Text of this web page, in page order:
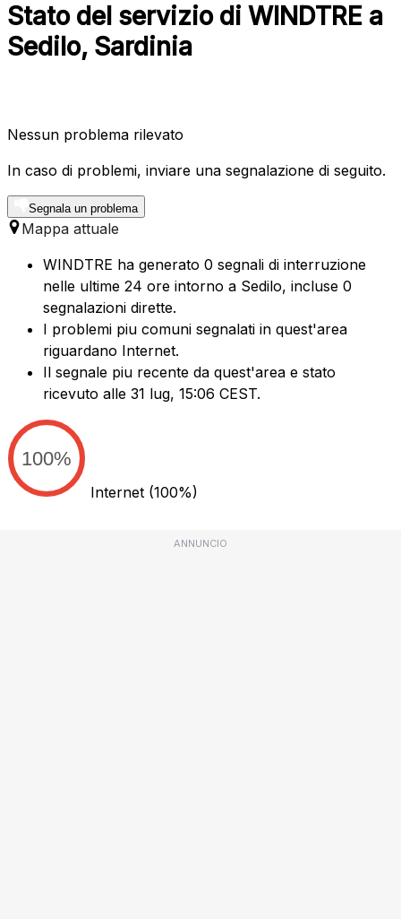
Stato del servizio di WINDTRE a
Sedilo, Sardinia
Nessun problema rilevato
In caso di problemi, inviare una segnalazione di seguito.
Segnala un problema
Mappa attuale
WINDTRE ha generato 0 segnali di interruzione
nelle ultime 24 ore intorno a Sedilo, incluse 0
segnalazioni dirette.
I problemi piu comuni segnalati in quest'area
riguardano Internet.
Il segnale piu recente da quest'area e stato
ricevuto alle 31 lug, 15:06 CEST.
100%
Internet (100%)
ANNUNCIO